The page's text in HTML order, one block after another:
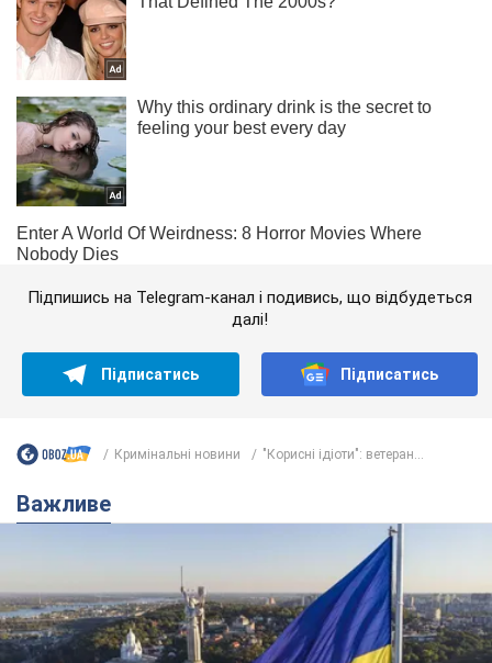
Підпишись на Telegram-канал і подивись, що відбудеться
далі!
Підписатись Підписатись
Кримінальні новини "Корисні ідіоти": ветеран...
Важливе